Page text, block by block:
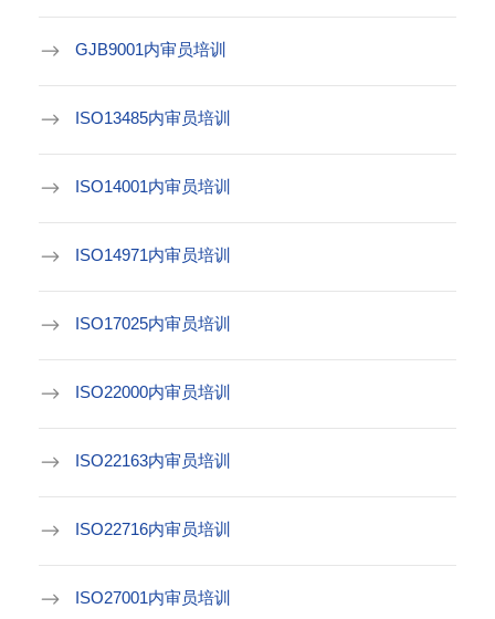
GJB9001内审员培训
ISO13485内审员培训
ISO14001内审员培训
ISO14971内审员培训
ISO17025内审员培训
ISO22000内审员培训
ISO22163内审员培训
ISO22716内审员培训
ISO27001内审员培训